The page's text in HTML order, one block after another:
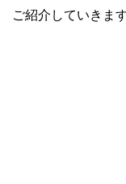
ご紹介していきます